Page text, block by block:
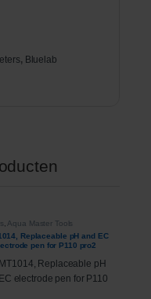
, Bluelab
,Aqua Master Tools
Replaceable pH and EC
pen for P110 pro2